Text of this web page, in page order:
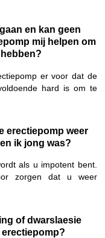
en kan geen
mij helpen om
er voor dat de
hard is om te
erectiepomp weer
ik jong was?
als u impotent bent.
zorgen dat u weer
of dwarslaesie